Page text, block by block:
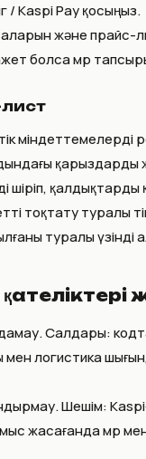
/ Kaspi Pay қосыңыз.
және
болса мөр
лист
міндеттемелерді
қарыздарды
қалдықтарды
тоқтату туралы
туралы үзінді
Салдары:
логистика
Шешім:
жасағанда мөр